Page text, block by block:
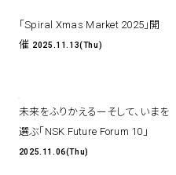
Spiral Nail Salon NEWoMan
⾼輪
Store1
「Spiral Xmas Market 2025」開
催 2025.11.13(Thu)
未来をふりかえるーそして、いまを
選ぶ「NSK Future Forum 10」
2025.11.06(Thu)